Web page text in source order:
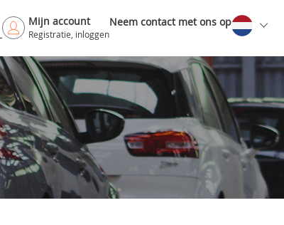
Mijn account
Registratie, inloggen
Neem contact met ons op